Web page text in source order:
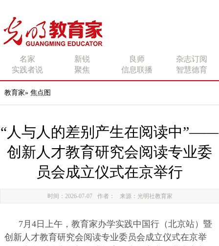
名家 新锐 良师
杂志订阅
实践者说
聚焦 信息联播 智慧德育
教育家» 焦点图
“人与人的差别产生在阅读中”——
创新人才教育研究会阅读专业委
员会成立仪式在京举行
时间：2026-07-07 作者： 来源：光明社教育家
7月4日上午，教育家办学实践中国行（北京站）暨
创新人才教育研究会阅读专业委员会成立仪式在京举